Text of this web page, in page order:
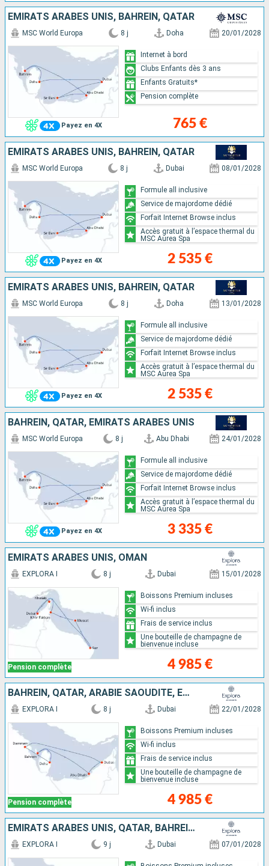
EMIRATS ARABES UNIS, BAHREIN, QATAR
Payez en 4X
MSC World Europa 8 j Doha 20/01/2028
765 €
Internet à bord
Clubs Enfants dès 3 ans
Enfants Gratuits*
Pension complète
EMIRATS ARABES UNIS, BAHREIN, QATAR
Payez en 4X
MSC World Europa 8 j Dubai 08/01/2028
2 535 €
Formule all inclusive
Service de majordome dédié
Forfait Internet Browse inclus
Accès gratuit à l’espace thermal du
MSC Aurea Spa
EMIRATS ARABES UNIS, BAHREIN, QATAR
Payez en 4X
MSC World Europa 8 j Doha 13/01/2028
2 535 €
Formule all inclusive
Service de majordome dédié
Forfait Internet Browse inclus
Accès gratuit à l’espace thermal du
MSC Aurea Spa
BAHREIN, QATAR, EMIRATS ARABES UNIS
Payez en 4X
MSC World Europa 8 j Abu Dhabi 24/01/2028
3 335 €
Formule all inclusive
Service de majordome dédié
Forfait Internet Browse inclus
Accès gratuit à l’espace thermal du
MSC Aurea Spa
EMIRATS ARABES UNIS, OMAN
Pension complète
EXPLORA I 8 j Dubai 15/01/2028
4 985 €
Boissons Premium incluses
Wi-fi inclus
Frais de service inclus
Une bouteille de champagne de
bienvenue incluse
BAHREIN, QATAR, ARABIE SAOUDITE, EMIRATS ARABES UNIS
Pension complète
EXPLORA I 8 j Dubai 22/01/2028
4 985 €
Boissons Premium incluses
Wi-fi inclus
Frais de service inclus
Une bouteille de champagne de
bienvenue incluse
EMIRATS ARABES UNIS, QATAR, BAHREIN, ARABIE SAOUDITE
EXPLORA I 9 j Dubai 07/01/2028